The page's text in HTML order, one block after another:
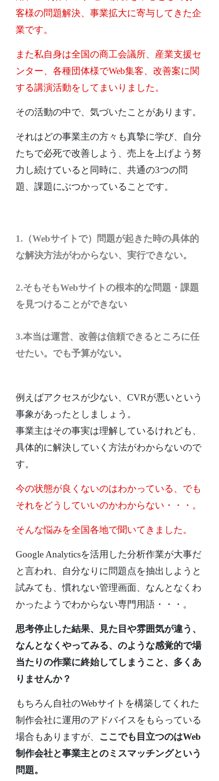
客様の問題解決、事業拡大に寄与してきた企
業です。
また私自身は全国の商工会議所、産業支援セ
ンター、各種団体様でWeb集客、改善案に関
する講演活動をしてまいりました。
その活動の中で、気づいたことがあります。
それはどの事業主の方々も真摯に学び、自分
たちで必死で改善しよう、売上を上げよう努
力し続けていると同時に、共通の3つの問
題、課題にぶつかっていることです。
1.（Webサイトで）問題が起きた時の具体的
な解決方法がわからない、実行できない。
2.そもそもWebサイトの根本的な問題・課題
を見つけることができない
3.本当は運営、改善は信頼できるところに任
せたい。でも予算がない。
例えばアクセスが少ない、CVRが悪いという
事象があったとしましょう。
事業主はその事実は理解しているけれども、
具体的に解決していく方法がわからないので
す。
今の状態が良くないのはわかっている、でも
それをどうしていいのかわからない・・・。
そんな悩みを全国各地で聞いてきました。
Google Analyticsを活用した分析作業が大事だ
と言われ、自分なりに問題点を抽出しようと
試みても、慣れない管理画面、なんとなくわ
かったようでわからない専門用語・・・。
思考停止した結果、見た目や雰囲気が違う、
なんとなくやってみる、のような感覚的で場
当たりの作業に終始してしまうこと、多くあ
りませんか？
もちろん自社のWebサイトを構築してくれた
制作会社に運用のアドバイスをもらっている
場合もありますが、 ここでも目立つのはWeb
制作会社と事業主とのミスマッチングという
問題。